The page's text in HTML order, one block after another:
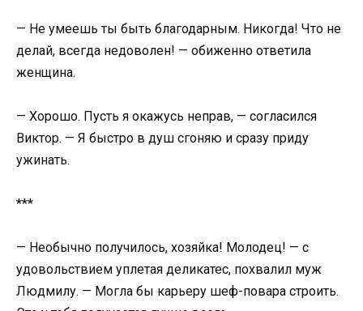
— Не умеешь ты быть благодарным. Никогда! Что не
делай, всегда недоволен! — обиженно ответила
женщина.
— Хорошо. Пусть я окажусь неправ, — согласился
Виктор. — Я быстро в душ сгоняю и сразу приду
ужинать.
***
— Необычно получилось, хозяйка! Молодец! — с
удовольствием уплетая деликатес, похвалил муж
Людмилу. — Могла бы карьеру шеф-повара строить.